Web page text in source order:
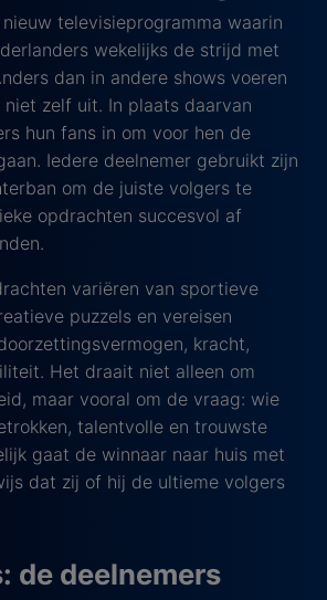
televisieprogramma waarin
wekelijks de strijd met
dan in andere shows voeren
zelf uit. In plaats daarvan
hun fans in om voor hen de
Iedere deelnemer gebruikt zijn
om de juiste volgers te
opdrachten succesvol af
variëren van sportieve
puzzels en vereisen
kracht,
Het draait niet alleen om
maar vooral om de vraag: wie
talentvolle en trouwste
gaat de winnaar naar huis met
dat zij of hij de ultieme volgers
de deelnemers